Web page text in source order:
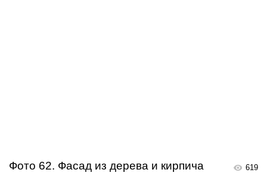
619
Фото 62. Фасад из дерева и кирпича